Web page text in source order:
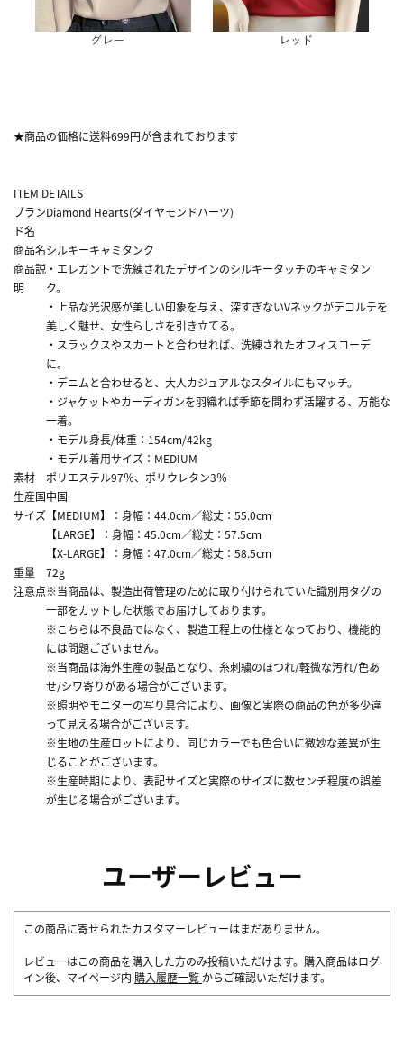
★商品の価格に送料699円が含まれております
ITEM DETAILS
ブラン
ド名
Diamond Hearts(ダイヤモンドハーツ)
商品名シルキーキャミタンク
商品説
明
・エレガントで洗練されたデザインのシルキータッチのキャミタン
ク。
・上品な光沢感が美しい印象を与え、深すぎないVネックがデコルテを
美しく魅せ、女性らしさを引き立てる。
・スラックスやスカートと合わせれば、洗練されたオフィスコーデ
に。
・デニムと合わせると、大人カジュアルなスタイルにもマッチ。
・ジャケットやカーディガンを羽織れば季節を問わず活躍する、万能な
一着。
・モデル身長/体重：154cm/42kg
・モデル着用サイズ：MEDIUM
素材
ポリエステル97％、ポリウレタン3％
生産国中国
サイズ 【MEDIUM】：身幅：44.0cm／総丈：55.0cm
【LARGE】：身幅：45.0cm／総丈：57.5cm
【X-LARGE】：身幅：47.0cm／総丈：58.5cm
重量
72g
注意点※当商品は、製造出荷管理のために取り付けられていた識別用タグの
一部をカットした状態でお届けしております。
※こちらは不良品ではなく、製造工程上の仕様となっており、機能的
には問題ございません。
※当商品は海外生産の製品となり、糸刺繍のほつれ/軽微な汚れ/色あ
せ/シワ寄りがある場合がございます。
※照明やモニターの写り具合により、画像と実際の商品の色が多少違
って見える場合がございます。
※生地の生産ロットにより、同じカラーでも色合いに微妙な差異が生
じることがございます。
※生産時期により、表記サイズと実際のサイズに数センチ程度の誤差
が生じる場合がございます。
ユーザーレビュー
この商品に寄せられたカスタマーレビューはまだありません。
レビューはこの商品を購入した方のみ投稿いただけます。購入商品はログ
イン後、マイページ内 購入履歴一覧 からご確認いただけます。